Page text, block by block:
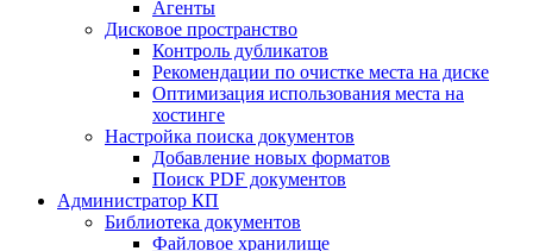
Агенты
Дисковое пространство
Контроль дубликатов
Рекомендации по очистке места на диске
Оптимизация использования места на
хостинге
Настройка поиска документов
Добавление новых форматов
Поиск PDF документов
Администратор КП
Библиотека документов
Файловое хранилище